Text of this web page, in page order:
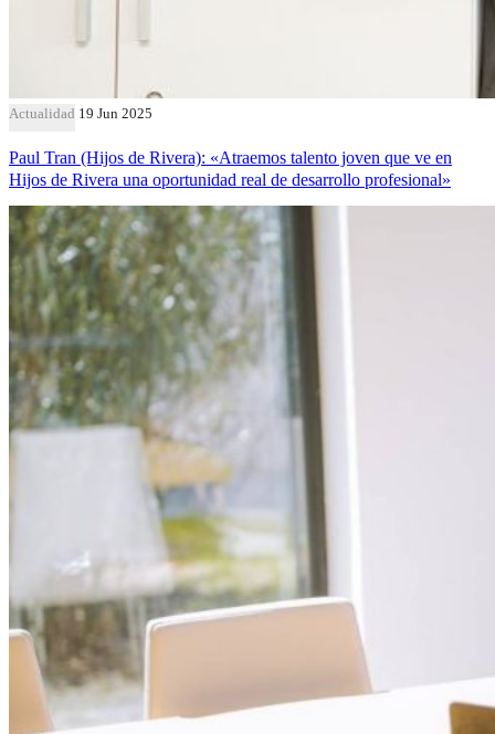
Actualidad 19 Jun 2025
Paul Tran (Hijos de Rivera): «Atraemos talento joven que ve en
Hijos de Rivera una oportunidad real de desarrollo profesional»